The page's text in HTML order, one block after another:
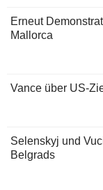
Erneut
Mallorca
Vance über US-
Selenskyj und
Belgrads